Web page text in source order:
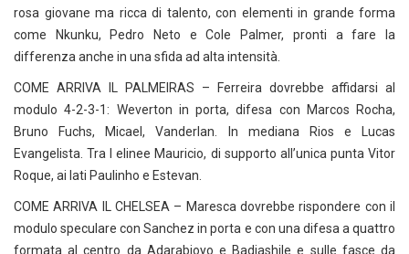
rosa giovane ma ricca di talento, con elementi in grande forma
come Nkunku, Pedro Neto e Cole Palmer, pronti a fare la
differenza anche in una sfida ad alta intensità.
COME ARRIVA IL PALMEIRAS – Ferreira dovrebbe affidarsi al
modulo 4-2-3-1: Weverton in porta, difesa con Marcos Rocha,
Bruno Fuchs, Micael, Vanderlan. In mediana Rios e Lucas
Evangelista. Tra l elinee Mauricio, di supporto all’unica punta Vitor
Roque, ai lati Paulinho e Estevan.
COME ARRIVA IL CHELSEA – Maresca dovrebbe rispondere con il
modulo speculare con Sanchez in porta e con una difesa a quattro
formata al centro da Adarabioyo e Badiashile e sulle fasce da